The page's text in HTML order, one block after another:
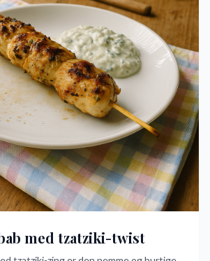
med tzatziki-twist